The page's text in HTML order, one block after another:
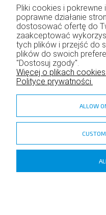
Tytuł przelewu:
Adres:ul.
Uwaga! Sklepu
Przy płatności
czas otrzymania
czyli
Pliki cookies i pokrewne
poprawne działanie
dostosować ofertę do
zaakceptować
tych plików i przejść do
plików do swoich
"Dostosuj zgody".
Więcej o plikach
Polityce prywatności.
ALLOW